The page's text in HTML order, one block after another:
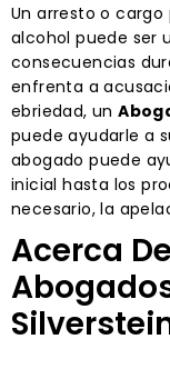
Un arresto o
alcohol puede ser
consecuencias
enfrenta a
ebriedad, un
puede ayudarle a
abogado puede
inicial hasta los
necesario, la
Acerca